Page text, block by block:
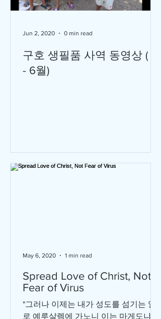
구호 생필품 사역 동영상 ( 4
- 6월)
Jun 2, 2020 0 min read
Spread Love of Christ, Not
Fear of Virus
"그러나 이제는 내가 성도를 섬기는 일
로 예루살렘에 가노니 이는 마게도냐와
May 6, 2020 1 min read